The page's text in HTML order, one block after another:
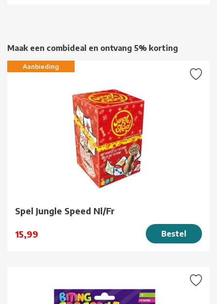
Maak een combideal en ontvang 5% korting
Aanbieding
Spel Jungle Speed Nl/Fr
15,99 Bestel